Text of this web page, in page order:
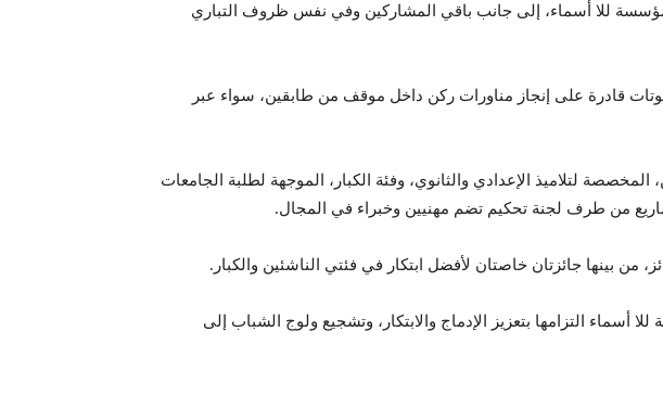
للا أسماء، إلى جانب باقي المشاركين وفي نفس ظروف التباري
قادرة على إنجاز مناورات ركن داخل موقف من طابقين، سواء عبر
لتلاميذ الإعدادي والثانوي، وفئة الكبار، الموجهة لطلبة الجامعات
من طرف لجنة تحكيم تضم مهنيين وخبراء في المجال.
من بينها جائزتان خاصتان لأفضل ابتكار في فئتي الناشئين والكبار.
أسماء التزامها بتعزيز الإدماج والابتكار، وتشجيع ولوج الشباب إلى